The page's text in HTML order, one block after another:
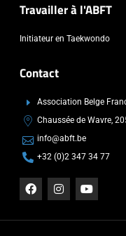
Travailler à l'ABFT
Initiateur en Taekwondo
Contact
Association Belge
Chaussée de Wavre,
info@abft.be
+32 (0)2 347 34 77